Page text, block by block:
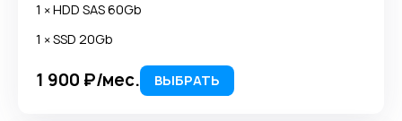
1 × HDD SAS 60Gb
1 × SSD 20Gb
1 900 ₽/мес. ВЫБРАТЬ